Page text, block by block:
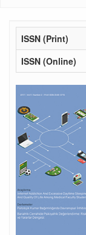
ISSN (Print)
ISSN (Online)